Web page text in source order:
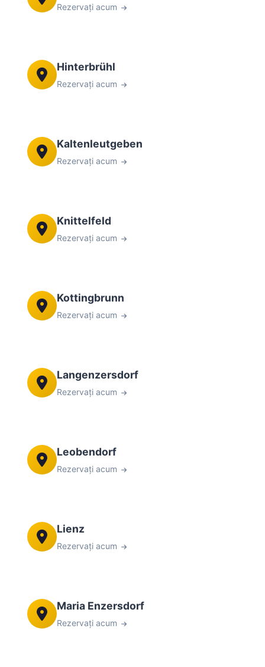
Rezervați acum
Hinterbrühl
Rezervați acum
Kaltenleutgeben
Rezervați acum
Knittelfeld
Rezervați acum
Kottingbrunn
Rezervați acum
Langenzersdorf
Rezervați acum
Leobendorf
Rezervați acum
Lienz
Rezervați acum
Maria Enzersdorf
Rezervați acum